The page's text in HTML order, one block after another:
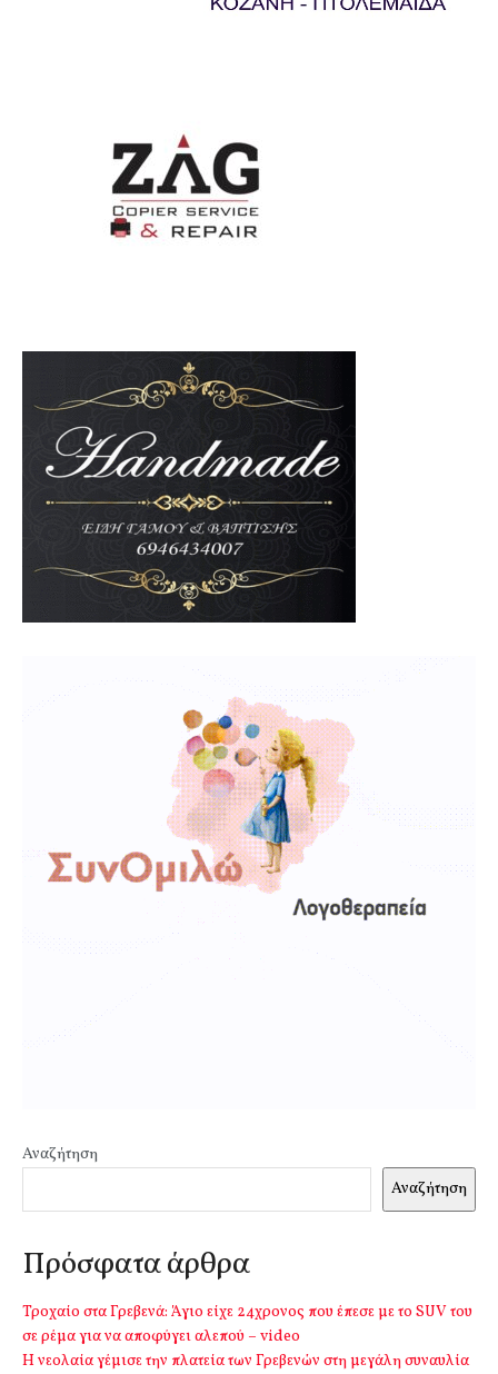
Αναζήτηση
Αναζήτηση
Πρόσφατα άρθρα
Τροχαίο στα Γρεβενά: Άγιο είχε 24χρονος που έπεσε με το SUV του
σε ρέμα για να αποφύγει αλεπού – video
Η νεολαία γέμισε την πλατεία των Γρεβενών στη μεγάλη συναυλία